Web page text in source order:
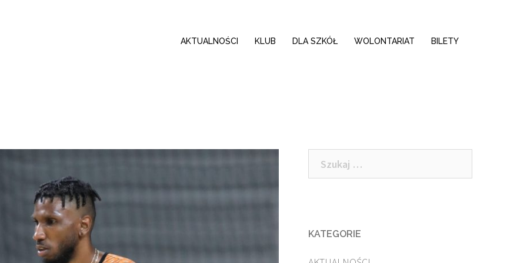
AKTUALNOŚCI KLUB DLA SZKÓŁ WOLONTARIAT BILETY
Szukaj:
KATEGORIE